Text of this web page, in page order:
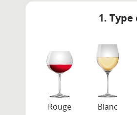
1. Type
Rouge Blanc